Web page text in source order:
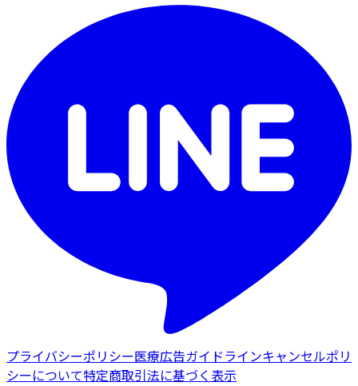
プライバシーポリシー医療広告ガイドラインキャンセルポリ
シーについて特定商取引法に基づく表示